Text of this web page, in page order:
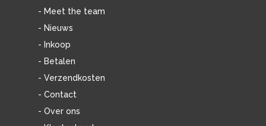
- Meet the team
- Nieuws
- Inkoop
- Betalen
- Verzendkosten
- Contact
- Over ons